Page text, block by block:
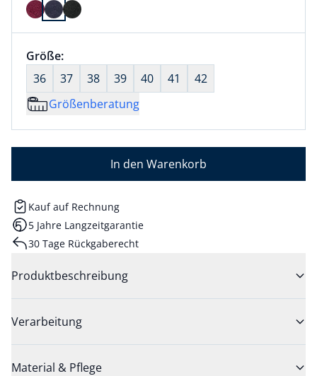
Farbe Marine ausgewählt
Größenauswahl:
Größe:nichts ausgewählt
36
37 38 39 40 41
42
Größenberatung
In den Warenkorb
Kauf auf Rechnung
5 Jahre Langzeitgarantie
30 Tage Rückgaberecht
Produktbeschreibung
Verarbeitung
Material & Pflege